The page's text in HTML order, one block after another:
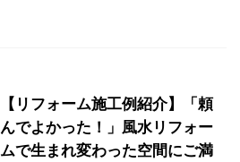
【リフォーム施工例紹介】「頼
んでよかった！」風水リフォー
ムで生まれ変わった空間にご満